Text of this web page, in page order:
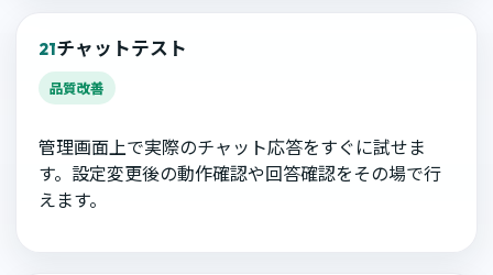
21チャットテスト
品質改善
管理画面上で実際のチャット応答をすぐに試せま
す。設定変更後の動作確認や回答確認をその場で行
えます。